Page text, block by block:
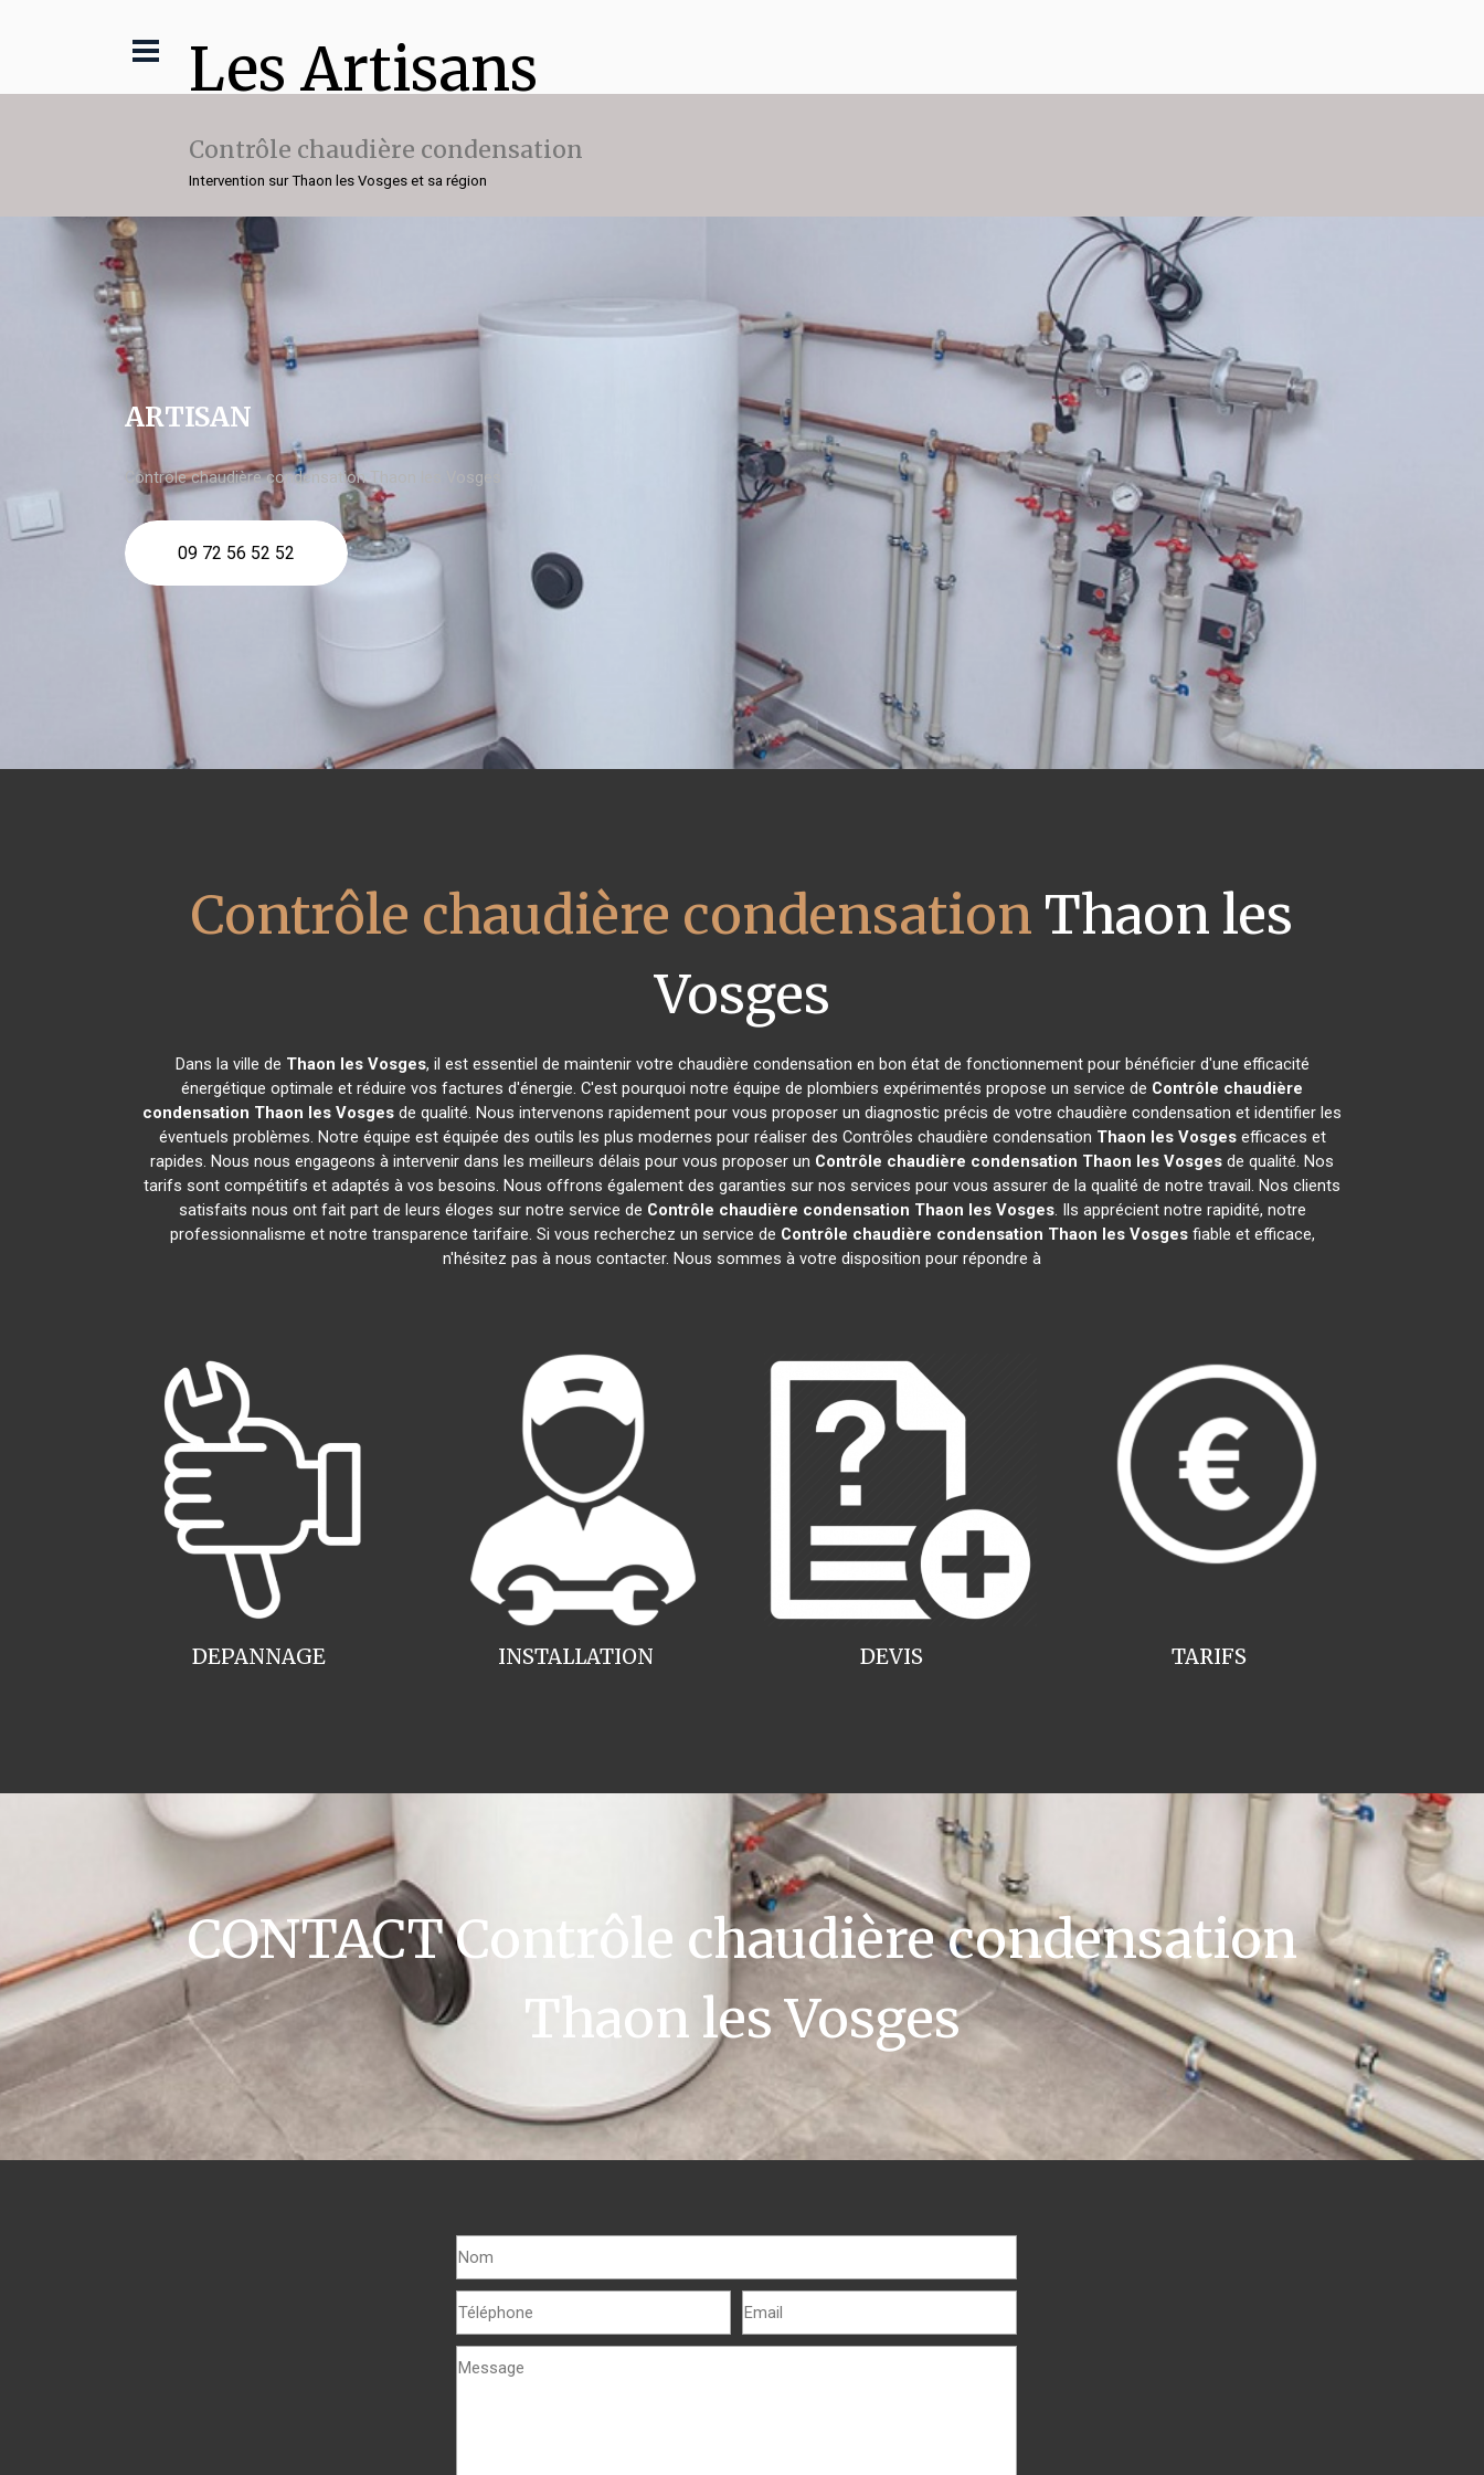
Les Artisans
Contrôle chaudière condensation
Intervention sur Thaon les Vosges et sa région
ARTISAN
Contrôle chaudière condensation Thaon les Vosges
09 72 56 52 52
Contrôle chaudière condensation Thaon les
Vosges
Dans la ville de Thaon les Vosges, il est essentiel de maintenir votre chaudière condensation en bon état de fonctionnement pour bénéficier d'une efficacité
énergétique optimale et réduire vos factures d'énergie. C'est pourquoi notre équipe de plombiers expérimentés propose un service de Contrôle chaudière
condensation Thaon les Vosges de qualité. Nous intervenons rapidement pour vous proposer un diagnostic précis de votre chaudière condensation et identifier les
éventuels problèmes. Notre équipe est équipée des outils les plus modernes pour réaliser des Contrôles chaudière condensation Thaon les Vosgesefficaces et
rapides. Nous nous engageons à intervenir dans les meilleurs délais pour vous proposer un Contrôle chaudière condensation Thaon les Vosges de qualité. Nos
tarifs sont compétitifs et adaptés à vos besoins. Nous offrons également des garanties sur nos services pour vous assurer de la qualité de notre travail. Nos clients
satisfaits nous ont fait part de leurs éloges sur notre service de Contrôle chaudière condensation Thaon les Vosges. Ils apprécient notre rapidité, notre
professionnalisme et notre transparence tarifaire. Si vous recherchez un service de Contrôle chaudière condensation Thaon les Vosgesfiable et efficace,
n'hésitez pas à nous contacter. Nous sommes à votre disposition pour répondre à
INSTALLATION
DEPANNAGE TARIFS
DEVIS
CONTACT Contrôle chaudière condensation
Thaon les Vosges